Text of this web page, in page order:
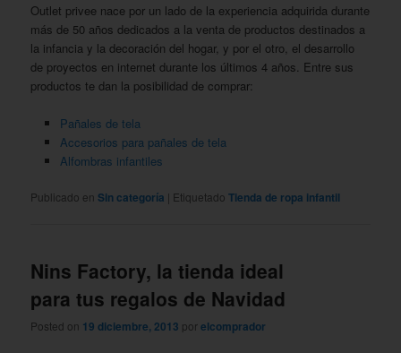
Outlet privee nace por un lado de la experiencia adquirida durante
más de 50 años dedicados a la venta de productos destinados a
la infancia y la decoración del hogar, y por el otro, el desarrollo
de proyectos en internet durante los últimos 4 años. Entre sus
productos te dan la posibilidad de comprar:
Pañales de tela
Accesorios para pañales de tela
Alfombras infantiles
Publicado en Sin categoría | Etiquetado Tienda de ropa infantil
Nins Factory, la tienda ideal
para tus regalos de Navidad
Posted on 19 diciembre, 2013 porelcomprador